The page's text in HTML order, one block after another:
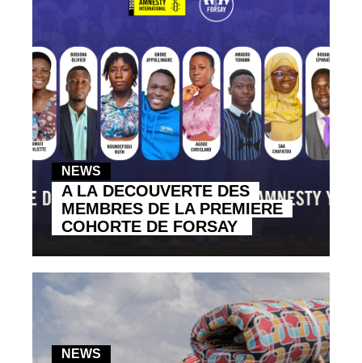
NEWS
A LA DECOUVERTE DES
MEMBRES DE LA PREMIERE
COHORTE DE FORSAY
NEWS